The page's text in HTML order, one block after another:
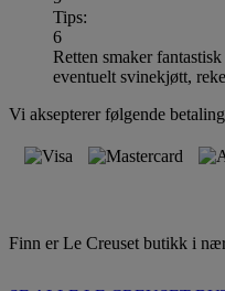
Tips:
6
Retten smaker
eventuelt svinekjøtt,
Vi aksepterer følgende
Finn er Le Creuset butikk i